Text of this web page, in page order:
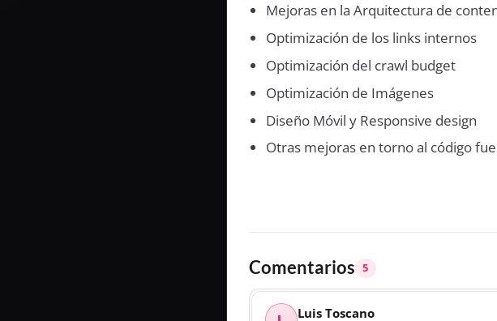
Mejoras en la Arquitectura de
Optimización de los links internos
Optimización del crawl budget
Optimización de Imágenes
Diseño Móvil y Responsive design
Otras mejoras en torno al código
Comentarios 5
Luis Toscano